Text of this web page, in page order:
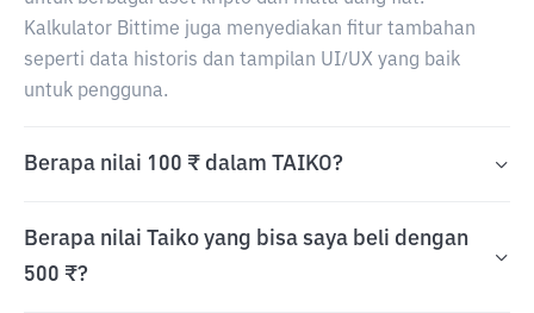
Kalkulator Bittime juga menyediakan fitur tambahan
seperti data historis dan tampilan UI/UX yang baik
untuk pengguna.
Berapa nilai 100 ₹ dalam TAIKO?
Berapa nilai Taiko yang bisa saya beli dengan
500 ₹?